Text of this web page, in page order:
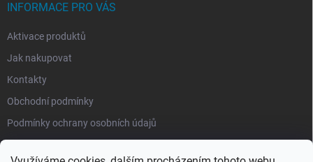
INFORMACE PRO VÁS
Aktivace produktů
Jak nakupovat
Kontakty
Obchodní podmínky
Podmínky ochrany osobních údajů